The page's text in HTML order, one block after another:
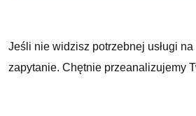
Jeśli nie widzisz potrzebnej usługi
zapytanie. Chętnie przeanalizujemy